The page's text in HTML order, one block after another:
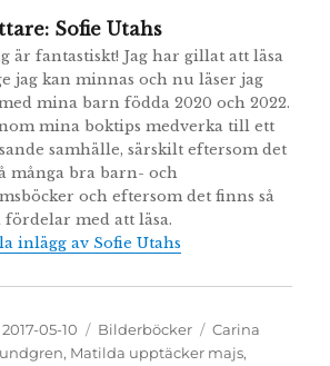
Sofie Utahs
är fantastiskt! Jag har gillat att läsa
jag kan minnas och nu läser jag
mina barn födda 2020 och 2022.
mina boktips medverka till ett
samhälle, särskilt eftersom det
många bra barn- och
och eftersom det finns så
fördelar med att läsa.
inlägg av Sofie Utahs
Publicerat
den
2017-05-10 Kategorier
Bilderböcker Etiketter
Carina
, Matilda upptäcker majs,